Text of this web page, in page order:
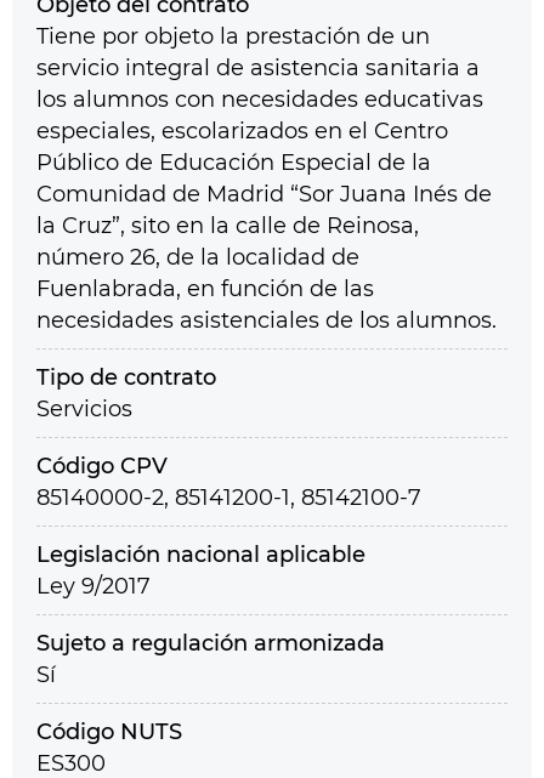
Tiene por objeto la prestación de un
servicio integral de asistencia sanitaria a
los alumnos con necesidades educativas
especiales, escolarizados en el Centro
Público de Educación Especial de la
Comunidad de Madrid “Sor Juana Inés de
la Cruz”, sito en la calle de Reinosa,
número 26, de la localidad de
Fuenlabrada, en función de las
necesidades asistenciales de los alumnos.
Tipo de contrato
Servicios
Código CPV
85140000-2, 85141200-1, 85142100-7
Legislación nacional aplicable
Ley 9/2017
Sujeto a regulación armonizada
Sí
Código NUTS
ES300